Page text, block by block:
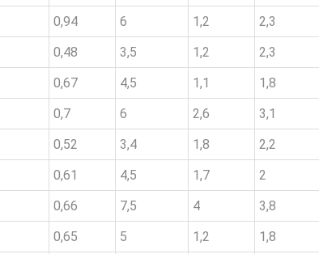
0,94 6 1,2 2,3
0,48 3,5 1,2 2,3
0,67 4,5 1,1 1,8
0,7 6 2,6 3,1
0,52 3,4 1,8 2,2
0,61 4,5 1,7 2
0,66 7,5 4 3,8
0,65 5 1,2 1,8